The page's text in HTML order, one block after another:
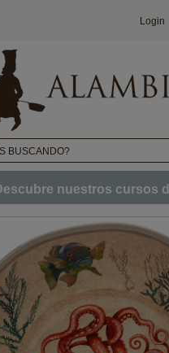
Login
nuestros cursos